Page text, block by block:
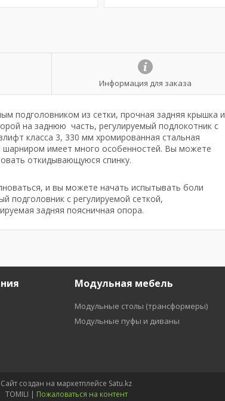
Информация для заказа
подголовником из сетки, прочная задняя крышка и
на заднюю часть, регулируемый подлокотник с
класса 3, 330 мм хромированная стальная
имеет много особенностей. Вы можете
откидывающуюся спинку.
и вы можете начать испытывать боли
подголовник с регулируемой сеткой,
задняя поясничная опора.
Модульная мебель
Модульные столы (трансформеры)
Модульные пуфы и диваны
Сайт создан на маркетплейсе Satu.kz
TOMILI | Пожаловаться на контент